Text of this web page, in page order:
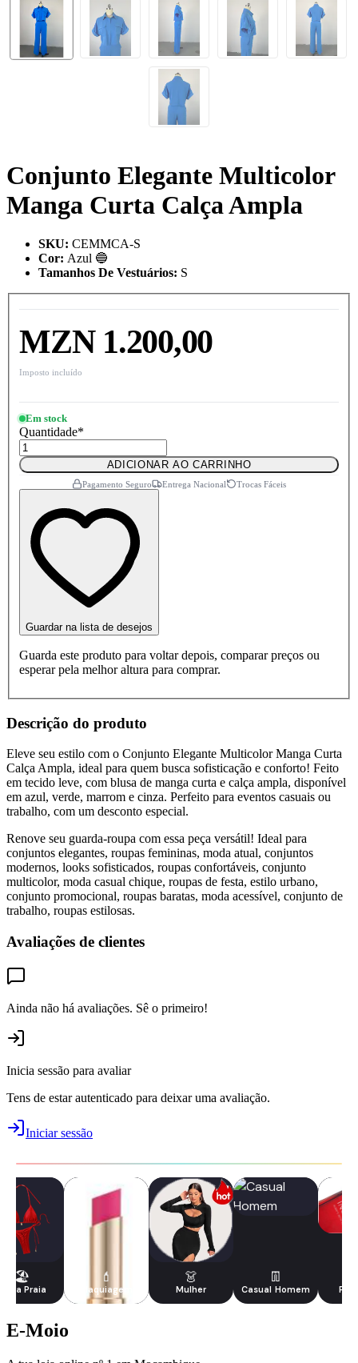
Conjunto Elegante Multicolor
Manga Curta Calça Ampla
SKU: CEMMCA-S
Cor: Azul 🔵
Tamanhos De Vestuários: S
MZN 1.200,00
Imposto incluído
Em stock
Quantidade*
ADICIONAR AO CARRINHO
Pagamento Seguro Entrega Nacional Trocas Fáceis
Guardar na lista de desejos
Guarda este produto para voltar depois, comparar preços ou
esperar pela melhor altura para comprar.
Descrição do produto
Eleve seu estilo com o Conjunto Elegante Multicolor Manga Curta
Calça Ampla, ideal para quem busca sofisticação e conforto! Feito
em tecido leve, com blusa de manga curta e calça ampla, disponível
em azul, verde, marrom e cinza. Perfeito para eventos casuais ou
trabalho, com um desconto especial.
Renove seu guarda-roupa com essa peça versátil! Ideal para
conjuntos elegantes, roupas femininas, moda atual, conjuntos
modernos, looks sofisticados, roupas confortáveis, conjunto
multicolor, moda casual chique, roupas de festa, estilo urbano,
conjunto promocional, roupas baratas, moda acessível, conjunto de
trabalho, roupas estilosas.
Avaliações de clientes
Ainda não há avaliações. Sê o primeiro!
Inicia sessão para avaliar
Tens de estar autenticado para deixar uma avaliação.
Iniciar sessão
🏖️
Praia
💄
Maquiagem
👗
Mulher
👖
Casual Homem
E-Moio